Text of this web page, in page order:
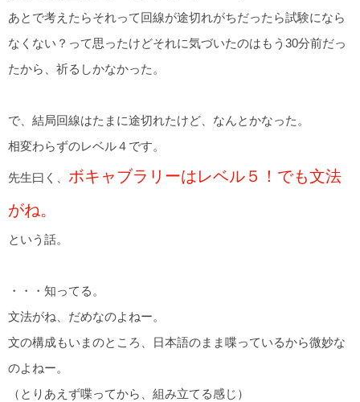
あとで考えたらそれって回線が途切れがちだったら試験になら
なくない？って思ったけどそれに気づいたのはもう30分前だっ
たから、祈るしかなかった。
で、結局回線はたまに途切れたけど、なんとかなった。
相変わらずのレベル４です。
先生曰く、 ボキャブラリーはレベル５！でも文法
がね。
という話。
・・・知ってる。
文法がね、だめなのよねー。
文の構成もいまのところ、日本語のまま喋っているから微妙な
のよねー。
（とりあえず喋ってから、組み立てる感じ）